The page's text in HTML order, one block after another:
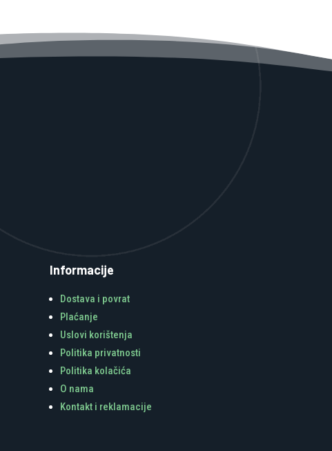
Informacije
Dostava i povrat
Plaćanje
Uslovi korištenja
Politika privatnosti
Politika kolačića
O nama
Kontakt i reklamacije